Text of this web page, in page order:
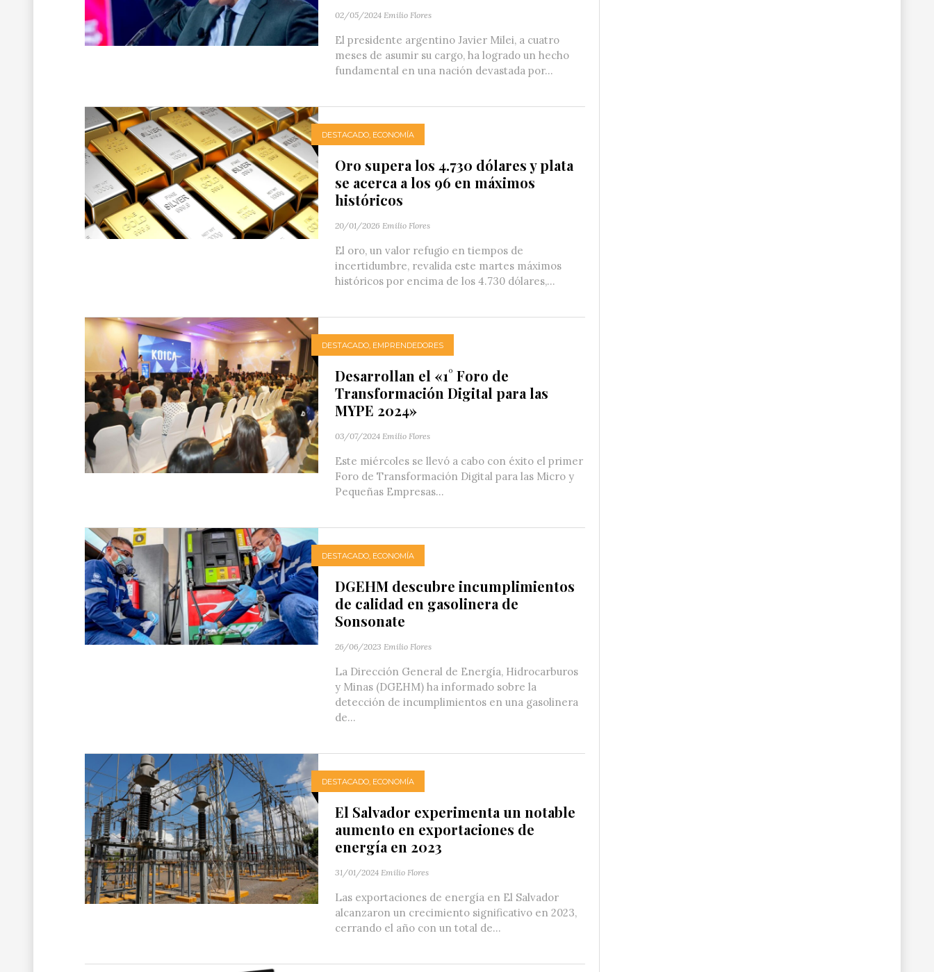
02/05/2024 Emilio Flores
El presidente argentino Javier Milei, a cuatro
meses de asumir su cargo, ha logrado un hecho
fundamental en una nación devastada por...
DESTACADO, ECONOMÍA
Oro supera los 4.730 dólares y plata
se acerca a los 96 en máximos
históricos
20/01/2026 Emilio Flores
El oro, un valor refugio en tiempos de
incertidumbre, revalida este martes máximos
históricos por encima de los 4.730 dólares,...
DESTACADO, EMPRENDEDORES
Desarrollan el «1° Foro de
Transformación Digital para las
MYPE 2024»
03/07/2024 Emilio Flores
Este miércoles se llevó a cabo con éxito el primer
Foro de Transformación Digital para las Micro y
Pequeñas Empresas...
DESTACADO, ECONOMÍA
DGEHM descubre incumplimientos
de calidad en gasolinera de
Sonsonate
26/06/2023 Emilio Flores
La Dirección General de Energía, Hidrocarburos
y Minas (DGEHM) ha informado sobre la
detección de incumplimientos en una gasolinera
de...
DESTACADO, ECONOMÍA
El Salvador experimenta un notable
aumento en exportaciones de
energía en 2023
31/01/2024 Emilio Flores
Las exportaciones de energía en El Salvador
alcanzaron un crecimiento significativo en 2023,
cerrando el año con un total de...